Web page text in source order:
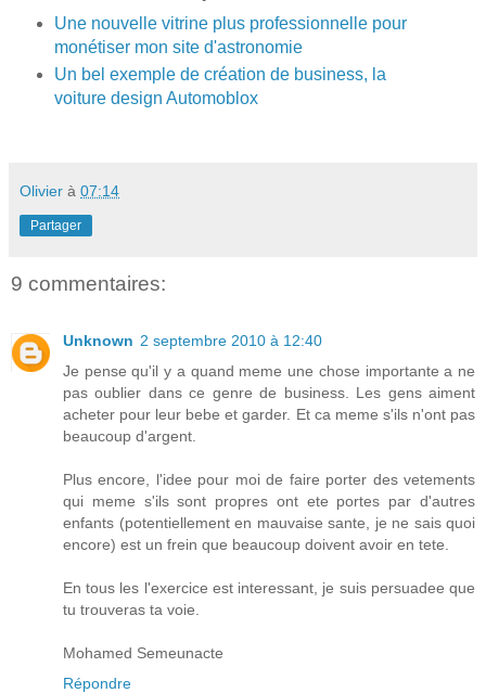
Une nouvelle vitrine plus professionnelle pour
monétiser mon site d'astronomie
Un bel exemple de création de business, la
voiture design Automoblox
Olivier à 07:14
Partager
9 commentaires:
Unknown 2 septembre 2010 à 12:40
Je pense qu'il y a quand meme une chose importante a ne
pas oublier dans ce genre de business. Les gens aiment
acheter pour leur bebe et garder. Et ca meme s'ils n'ont pas
beaucoup d'argent.
Plus encore, l'idee pour moi de faire porter des vetements
qui meme s'ils sont propres ont ete portes par d'autres
enfants (potentiellement en mauvaise sante, je ne sais quoi
encore) est un frein que beaucoup doivent avoir en tete.
En tous les l'exercice est interessant, je suis persuadee que
tu trouveras ta voie.
Mohamed Semeunacte
Répondre